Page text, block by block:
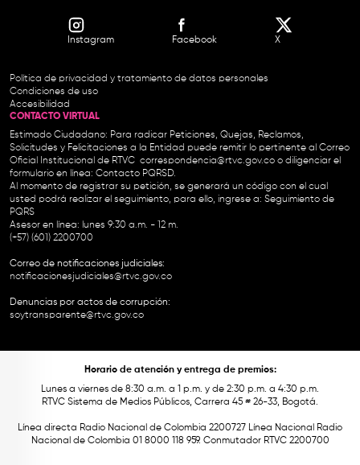
Instagram Facebook X
Política de privacidad y tratamiento de datos personales
Condiciones de uso
Accesibilidad
CONTACTO VIRTUAL
Estimado Ciudadano: Para radicar Peticiones, Quejas, Reclamos,
Solicitudes y Felicitaciones a la Entidad puede remitir lo pertinente al Correo
Oficial Institucional de RTVC correspondencia@rtvc.gov.co o diligenciar el
formulario en línea: Contacto PQRSD.
Al momento de registrar su petición, se generará un código con el cual
usted podrá realizar el seguimiento, para ello, ingrese a: Seguimiento de
PQRS
Asesor en línea: lunes 9:30 a.m. - 12 m.
(+57) (601) 2200700
Correo de notificaciones judiciales:
notificacionesjudiciales@rtvc.gov.co
Denuncias por actos de corrupción:
soytransparente@rtvc.gov.co
Horario de atención y entrega de premios:
Lunes a viernes de 8:30 a.m. a 1 p.m. y de 2:30 p.m. a 4:30 p.m.
RTVC Sistema de Medios Públicos, Carrera 45 # 26-33, Bogotá.
Línea directa Radio Nacional de Colombia 2200727 Línea Nacional Radio
Nacional de Colombia 01 8000 118 959. Conmutador RTVC 2200700